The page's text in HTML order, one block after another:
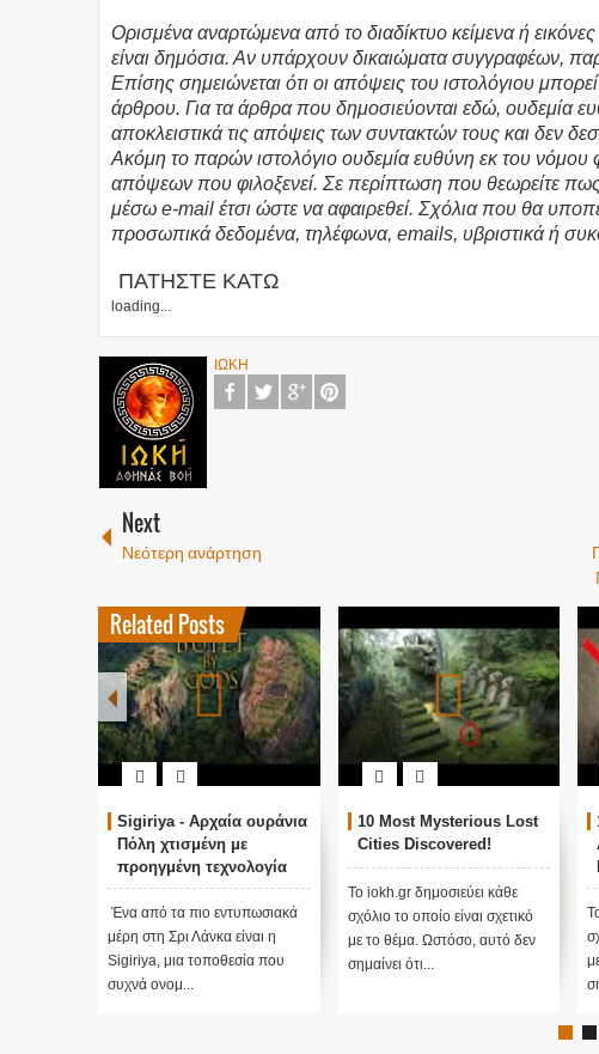
Ορισμένα αναρτώμενα από το διαδίκτυο κείμενα ή
είναι δημόσια. Αν υπάρχουν δικαιώματα συγγραφέων,
Επίσης σημειώνεται ότι οι απόψεις του ιστολόγιου
άρθρου. Για τα άρθρα που δημοσιεύονται εδώ, ουδεμία
αποκλειστικά τις απόψεις των συντακτών τους και δεν
Ακόμη το παρών ιστολόγιο ουδεμία ευθύνη εκ του
απόψεων που φιλοξενεί. Σε περίπτωση που θεωρείτε
μέσω e-mail έτσι ώστε να αφαιρεθεί. Σχόλια που θα
προσωπικά δεδομένα, τηλέφωνα, emails, υβριστικά ή
ΠΑΤΗΣΤΕ ΚΑΤΩ
loading...
ΙΩΚΗ
Next
Νεότερη ανάρτηση
Related Posts
Sigiriya - Αρχαία ουράνια
Πόλη χτισμένη με
προηγμένη τεχνολογία
Ένα από τα πιο εντυπωσιακά
μέρη στη Σρι Λάνκα είναι η
Sigiriya, μια τοποθεσία που
συχνά ονομ...
10 Most Mysterious Lost
Cities Discovered!
Το iokh.gr δημοσιεύει κάθε
σχόλιο το οποίο είναι σχετικό
με το θέμα. Ωστόσο, αυτό δεν
σημαίνει ότι...